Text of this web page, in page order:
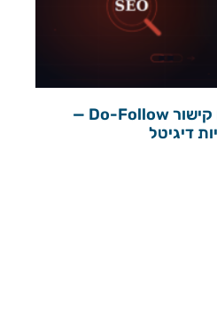
פרסום כתבת SEO עם קישור Do-Follow —
דיגיטל